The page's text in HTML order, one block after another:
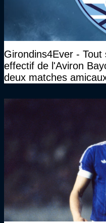
Girondins4Ever - Tout
effectif de l'Aviron
deux matches